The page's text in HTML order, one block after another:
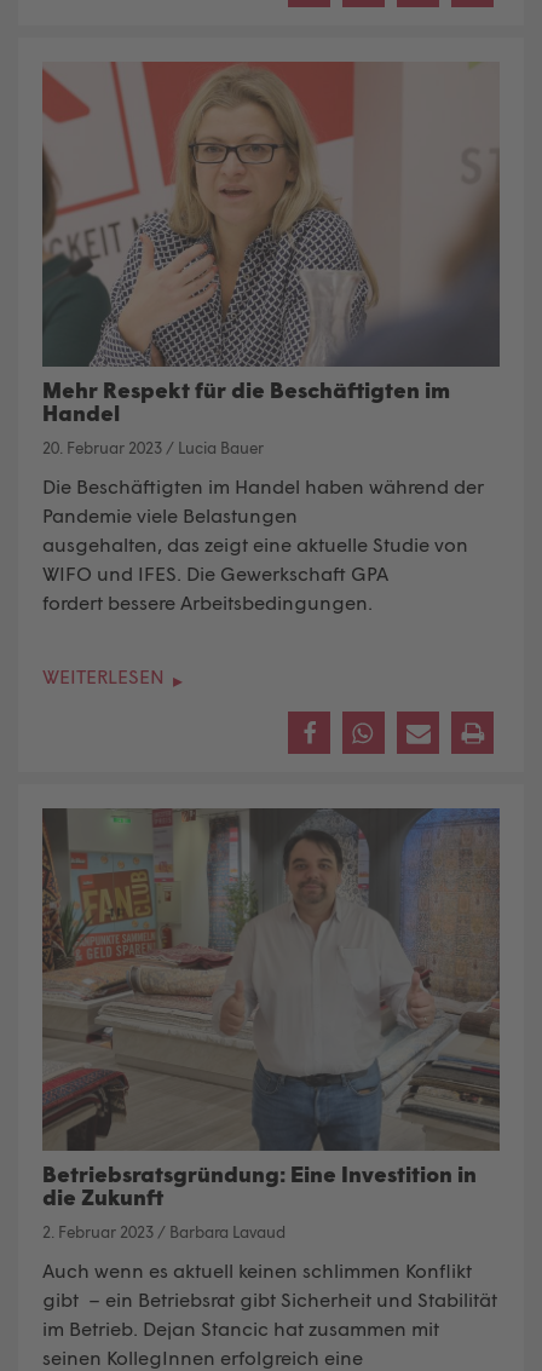
Mehr Respekt für die Beschäftigten im
Handel
20. Februar 2023 / Lucia Bauer
Die Beschäftigten im Handel haben während der
Pandemie viele Belastungen
ausgehalten, das zeigt eine aktuelle Studie von
WIFO und IFES. Die Gewerkschaft GPA
fordert bessere Arbeitsbedingungen.
WEITERLESEN
Betriebsratsgründung: Eine Investition in
die Zukunft
2. Februar 2023 / Barbara Lavaud
Auch wenn es aktuell keinen schlimmen Konflikt
gibt – ein Betriebsrat gibt Sicherheit und Stabilität
im Betrieb. Dejan Stancic hat zusammen mit
seinen KollegInnen erfolgreich eine